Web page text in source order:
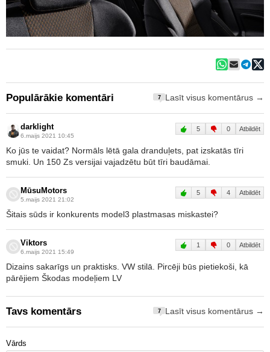
Populārākie komentāri 7 Lasīt visus komentārus →
darklight
6.maijs 2021 10:45
5 0 Atbildēt
Ko jūs te vaidat? Normāls lētā gala dranduļets, pat izskatās tīri
smuki. Un 150 Zs versijai vajadzētu būt tīri baudāmai.
MūsuMotors
5.maijs 2021 21:02
5 4 Atbildēt
Šitais sūds ir konkurents model3 plastmasas miskastei?
Viktors
6.maijs 2021 15:49
1 0 Atbildēt
Dizains sakarīgs un praktisks. VW stilā. Pircēji būs pietiekoši, kā
pārējiem Škodas modeļiem LV
Tavs komentārs 7 Lasīt visus komentārus →
Vārds